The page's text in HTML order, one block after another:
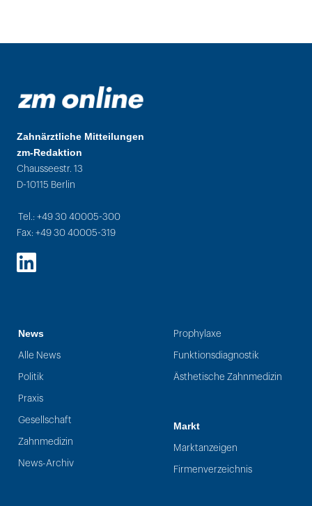
Zahnärztliche Mitteilungen
zm-Redaktion
Chausseestr. 13
D-10115 Berlin
Tel.: +49 30 40005-300
Fax: +49 30 40005-319
LinkedIn
News
Alle News
Politik
Praxis
Gesellschaft
Zahnmedizin
News-Archiv
Prophylaxe
Funktionsdiagnostik
Ästhetische Zahnmedizin
Markt
Marktanzeigen
Firmenverzeichnis